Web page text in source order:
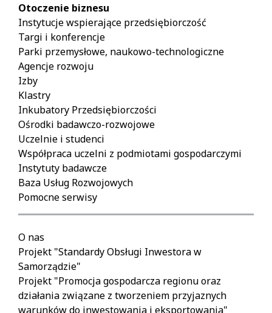
Otoczenie biznesu
Instytucje wspierające przedsiębiorczość
Targi i konferencje
Parki przemysłowe, naukowo-technologiczne
Agencje rozwoju
Izby
Klastry
Inkubatory Przedsiębiorczości
Ośrodki badawczo-rozwojowe
Uczelnie i studenci
Współpraca uczelni z podmiotami gospodarczymi
Instytuty badawcze
Baza Usług Rozwojowych
Pomocne serwisy
O nas
Projekt "Standardy Obsługi Inwestora w
Samorządzie"
Projekt "Promocja gospodarcza regionu oraz
działania związane z tworzeniem przyjaznych
warunków do inwestowania i eksportowania"